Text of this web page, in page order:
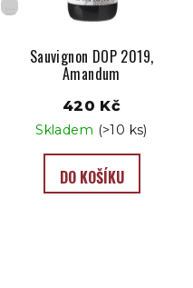
IT
Sauvignon DOP 2019,
Amandum
420 Kč
Skladem (>10 ks)
DO KOŠÍKU